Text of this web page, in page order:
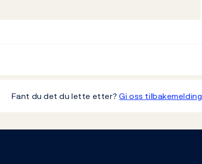
Fant du det du lette etter?Gi oss tilbakemelding